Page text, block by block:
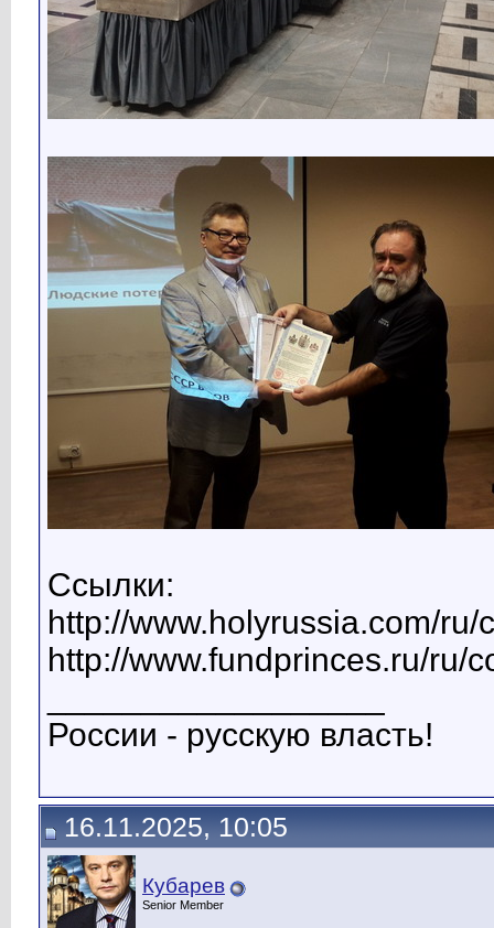
Ссылки:
http://www.holyrussia.com/ru/
http://www.fundprinces.ru/ru/
России - русскую власть!
16.11.2025, 10:05
Кубарев
Senior Member